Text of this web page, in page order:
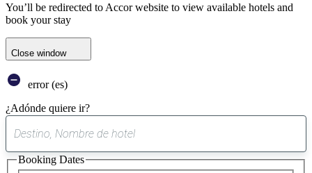
You’ll be redirected to Accor website to view available hotels and
book your stay
Close window
error (es)
¿Adónde quiere ir?
sugerencia
encontrada
Booking Dates